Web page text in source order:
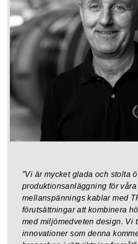
”Vi är mycket glada och stolta
produktionsanläggning för våra
mellanspännings kablar med
förutsättningar att kombinera
med miljömedveten design. Vi
innovationer som denna